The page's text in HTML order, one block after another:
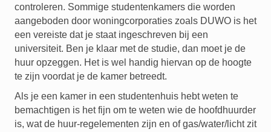
controleren. Sommige studentenkamers die worden
aangeboden door woningcorporaties zoals DUWO is het
een vereiste dat je staat ingeschreven bij een
universiteit. Ben je klaar met de studie, dan moet je de
huur opzeggen. Het is wel handig hiervan op de hoogte
te zijn voordat je de kamer betreedt.
Als je een kamer in een studentenhuis hebt weten te
bemachtigen is het fijn om te weten wie de hoofdhuurder
is, wat de huur-regelementen zijn en of gas/water/licht zit